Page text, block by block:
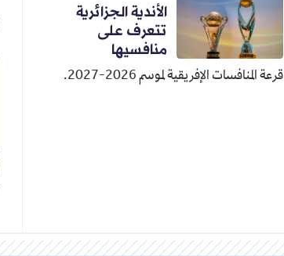
الأندية الجزائرية
تتعرف على
منافسيها
قرعة المنافسات الإفريقية لموسم 2026-2027.